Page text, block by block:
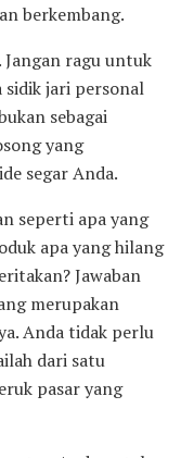
berkembang.
ragu untuk
sidik jari personal
sebagai
yang
segar Anda.
seperti apa yang
apa yang hilang
Jawaban
merupakan
Anda tidak perlu
dari satu
pasar yang